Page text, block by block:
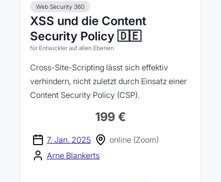
Web Security 360
XSS und die Content
Security Policy 🇩🇪
für Entwickler auf allen Ebenen
Cross-Site-Scripting lässt sich effektiv
verhindern, nicht zuletzt durch Einsatz einer
Content Security Policy (CSP).
199 €
7. Jan. 2025
online (Zoom)
Arne Blankerts